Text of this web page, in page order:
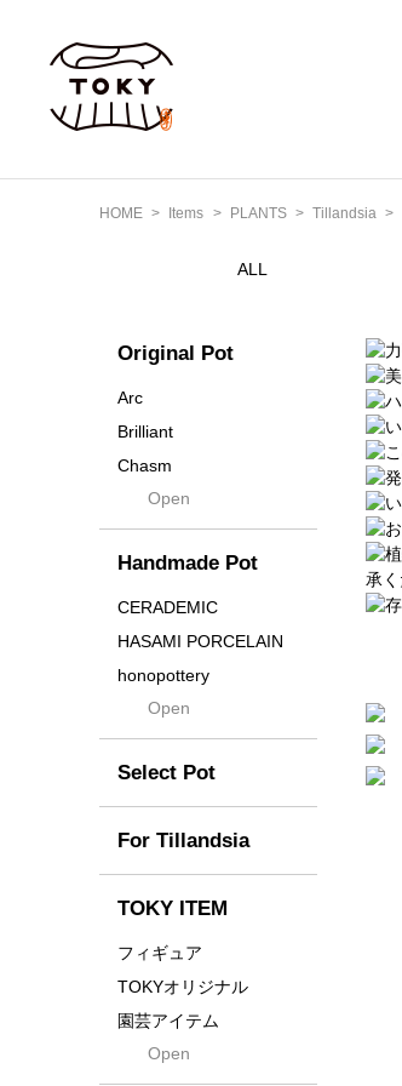
HOME Items PLANTS Tillandsia
ALL
Original Pot
Arc
Brilliant
Chasm
Contra
Cream
Crown
Distortion
Drop
DUNE
Flames
For
Former
Fused
Earth
emeth
Enhance
Grid
Open
Handmade Pot
CERADEMIC
HASAMI PORCELAIN
honopottery
nocturne
tamanhayat
TETSUYA OZAWA
Scratch
Takehiro Ito
Yuya Iha
Open
Select Pot
For Tillandsia
TOKY ITEM
フィギュア
TOKYオリジナル
園芸アイテム
土・化粧石・活力剤
Open